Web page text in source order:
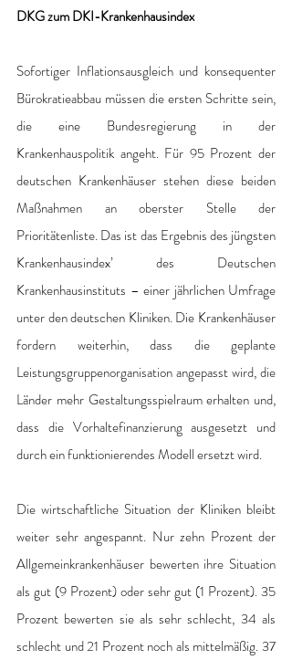
DKG zum DKI-Krankenhausindex
Sofortiger Inflationsausgleich und konsequenter
Bürokratieabbau müssen die ersten Schritte sein,
die eine Bundesregierung in der
Krankenhauspolitik angeht. Für 95 Prozent der
deutschen Krankenhäuser stehen diese beiden
Maßnahmen an oberster Stelle der
Prioritätenliste. Das ist das Ergebnis des jüngsten
Krankenhausindex’ des Deutschen
Krankenhausinstituts – einer jährlichen Umfrage
unter den deutschen Kliniken. Die Krankenhäuser
fordern weiterhin, dass die geplante
Leistungsgruppenorganisation angepasst wird, die
Länder mehr Gestaltungsspielraum erhalten und,
dass die Vorhaltefinanzierung ausgesetzt und
durch ein funktionierendes Modell ersetzt wird.
Die wirtschaftliche Situation der Kliniken bleibt
weiter sehr angespannt. Nur zehn Prozent der
Allgemeinkrankenhäuser bewerten ihre Situation
als gut (9 Prozent) oder sehr gut (1 Prozent). 35
Prozent bewerten sie als sehr schlecht, 34 als
schlecht und 21 Prozent noch als mittelmäßig. 37